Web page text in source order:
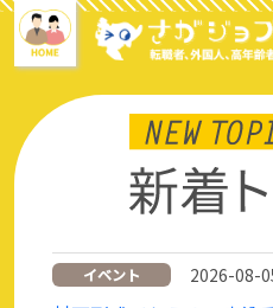
イベント 2026-08-